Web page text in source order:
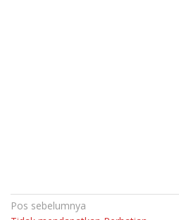
Navigasi
Pos sebelumnya